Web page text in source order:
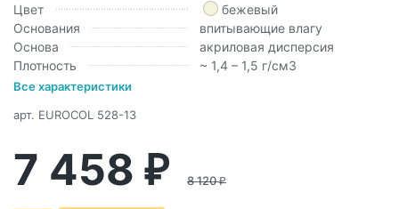
Цвет
бежевый
Основания
впитывающие влагу
Основа
акриловая дисперсия
Плотность
~ 1,4 – 1,5 г/см3
Все характеристики
арт. EUROCOL 528-13
7 458 ₽ 8 120₽